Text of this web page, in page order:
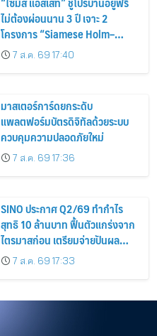
ไม่ต้องผ่อนนาน 3 ปี เจาะ 2
โครงการ “Siamese Holm–
Siamese Blossom” พร้อม
ส่วนลดและสิทธิพิเศษถึง 31
7 ส.ค. 69 17:40
มาสเตอร์การ์ดยกระดับ
แพลตฟอร์มบัตรดิจิทัลด้วยระบบ
ควบคุมความปลอดภัยใหม่
7 ส.ค. 69 17:36
SINO ประกาศ Q2/69 ทำกำไร
สุทธิ 10 ล้านบาท ฟื้นตัวแกร่งจาก
ไตรมาสก่อน เตรียมจ่ายปันผล
ระหว่างกาล 0.014423 บาทต่อหุ้น
ครึ่งปีหลังมุ่งเติบโตต่อเนื่อง
7 ส.ค. 69 17:33